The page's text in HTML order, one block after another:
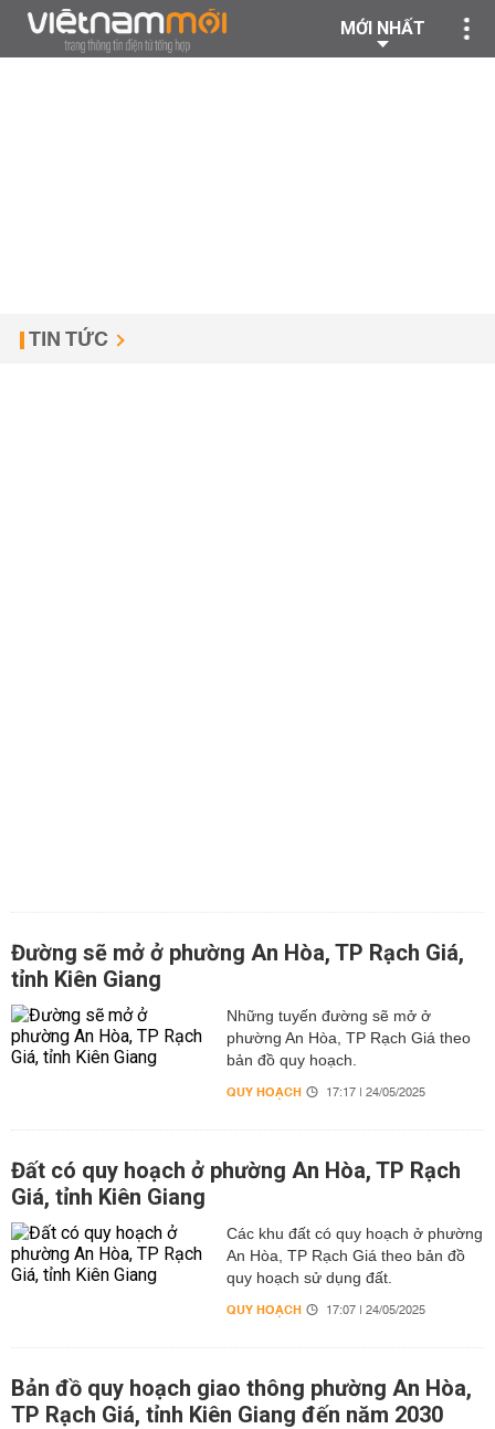
MỚI NHẤT
TIN TỨC
Đường sẽ mở ở phường An Hòa, TP Rạch Giá,
tỉnh Kiên Giang
Những tuyến đường sẽ mở ở
phường An Hòa, TP Rạch Giá theo
bản đồ quy hoạch.
QUY HOẠCH 17:17 | 24/05/2025
Đất có quy hoạch ở phường An Hòa, TP Rạch
Giá, tỉnh Kiên Giang
Các khu đất có quy hoạch ở phường
An Hòa, TP Rạch Giá theo bản đồ
quy hoạch sử dụng đất.
QUY HOẠCH 17:07 | 24/05/2025
Bản đồ quy hoạch giao thông phường An Hòa,
TP Rạch Giá, tỉnh Kiên Giang đến năm 2030